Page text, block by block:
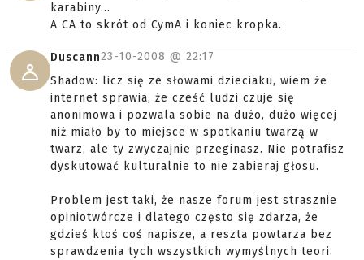
karabiny...
A CA to skrót od CymA i koniec kropka.
Duscann23-10-2008 @ 22:17
Shadow: licz się ze słowami dzieciaku, wiem że
internet sprawia, że cześć ludzi czuje się
anonimowa i pozwala sobie na dużo, dużo więcej
niż miało by to miejsce w spotkaniu twarzą w
twarz, ale ty zwyczajnie przeginasz. Nie potrafisz
dyskutować kulturalnie to nie zabieraj głosu.
Problem jest taki, że nasze forum jest strasznie
opiniotwórcze i dlatego często się zdarza, że
gdzieś ktoś coś napisze, a reszta powtarza bez
sprawdzenia tych wszystkich wymyślnych teori.